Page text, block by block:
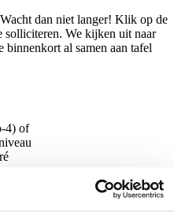
dan niet langer! Klik op de
solliciteren. We kijken uit naar
al samen aan tafel
4) of